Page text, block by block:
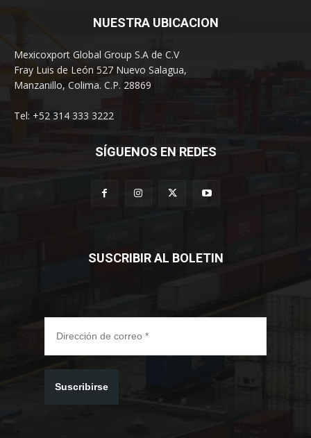
NUESTRA UBICACION
Mexicoxport Global Group S.A de C.V
Fray Luis de León 527 Nuevo Salagua,
Manzanillo, Colima. C.P. 28869
Tel: +52 314 333 3222
SÍGUENOS EN REDES
SUSCRIBIR AL BOLETIN
Suscribirse